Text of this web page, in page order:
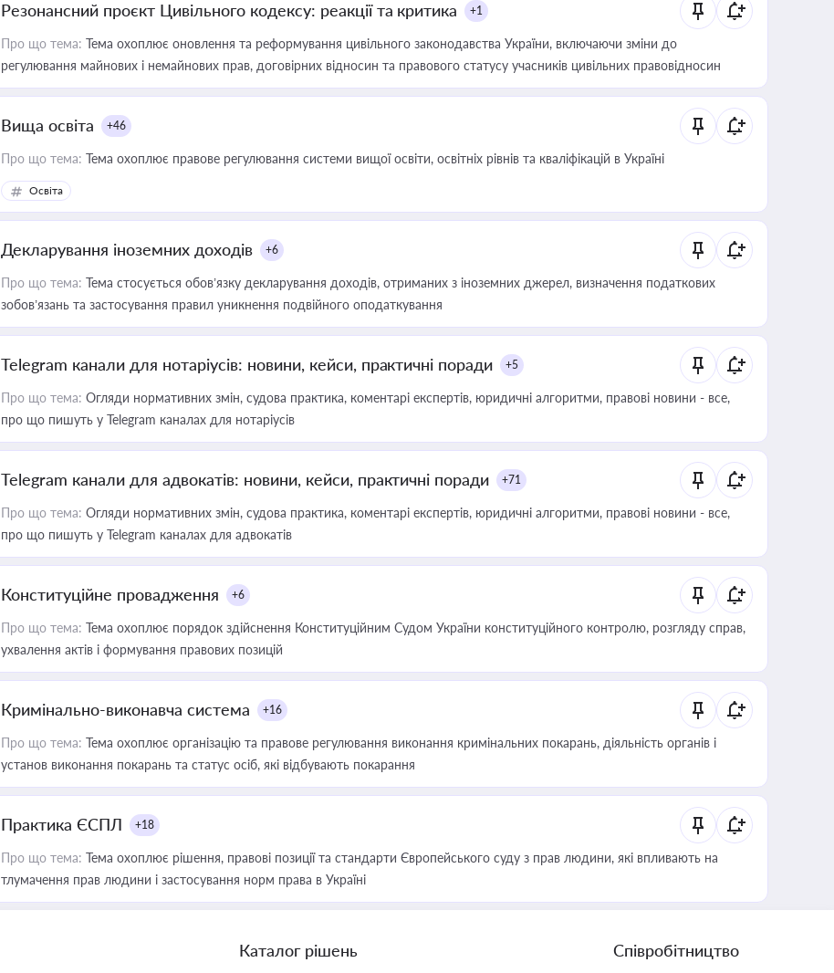
Резонансний проєкт Цивільного кодексу: реакції та критика +1
Про що тема: Тема охоплює оновлення та реформування цивільного законодавства України, включаючи зміни до
регулювання майнових і немайнових прав, договірних відносин та правового статусу учасників цивільних правовідносин
Вища освіта +46
Про що тема: Тема охоплює правове регулювання системи вищої освіти, освітніх рівнів та кваліфікацій в Україні
Освіта
Декларування іноземних доходів +6
Про що тема: Тема стосується обов’язку декларування доходів, отриманих з іноземних джерел, визначення податкових
зобов’язань та застосування правил уникнення подвійного оподаткування
Telegram канали для нотаріусів: новини, кейси, практичні поради +5
Про що тема: Огляди нормативних змін, судова практика, коментарі експертів, юридичні алгоритми, правові новини - все,
про що пишуть у Telegram каналах для нотаріусів
Telegram канали для адвокатів: новини, кейси, практичні поради +71
Про що тема: Огляди нормативних змін, судова практика, коментарі експертів, юридичні алгоритми, правові новини - все,
про що пишуть у Telegram каналах для адвокатів
Конституційне провадження +6
Про що тема: Тема охоплює порядок здійснення Конституційним Судом України конституційного контролю, розгляду справ,
ухвалення актів і формування правових позицій
Кримінально-виконавча система +16
Про що тема: Тема охоплює організацію та правове регулювання виконання кримінальних покарань, діяльність органів і
установ виконання покарань та статус осіб, які відбувають покарання
Практика ЄСПЛ +18
Про що тема: Тема охоплює рішення, правові позиції та стандарти Європейського суду з прав людини, які впливають на
тлумачення прав людини і застосування норм права в Україні
Каталог рішень Співробітництво